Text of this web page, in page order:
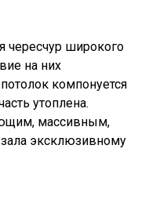
чересчур широкого
на них
компонуется
утоплена.
массивным,
эксклюзивному